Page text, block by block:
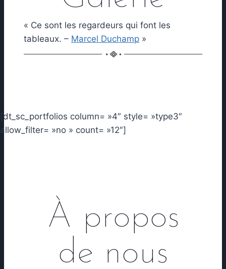
« Ce sont les regardeurs qui font les
tableaux. – Marcel Duchamp »
[dt_sc_portfolios column= »4″ style= »type3″
allow_filter= »no » count= »12″]
À propos
de nous